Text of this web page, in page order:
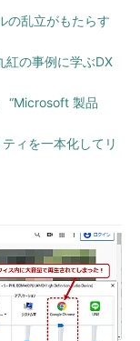
の乱立がもたらす
紅の事例に学ぶDX
“Microsoft 製品
ィを一本化してリ